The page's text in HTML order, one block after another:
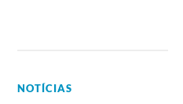
NOTÍCIAS